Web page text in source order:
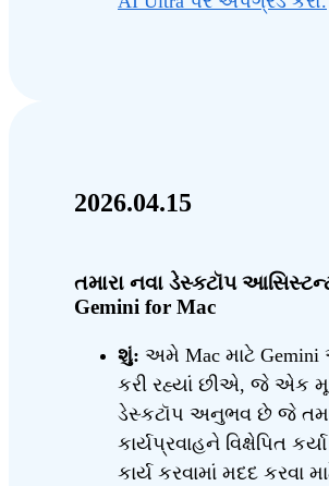
2026.04.15
તમારા નવા ડેસ્કટૉપ
Gemini for Mac
શું: અમે Mac માટે
કરી રહ્યાં છીએ, જે એક
ડેસ્કટૉપ અનુભવ છે જે
કાર્યપ્રવાહને વિક્ષેપિત
કાર્ય કરવામાં મદદ કરવા